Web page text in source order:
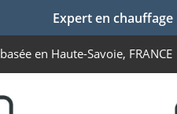
Expert en
en Haute-Savoie, FRANCE